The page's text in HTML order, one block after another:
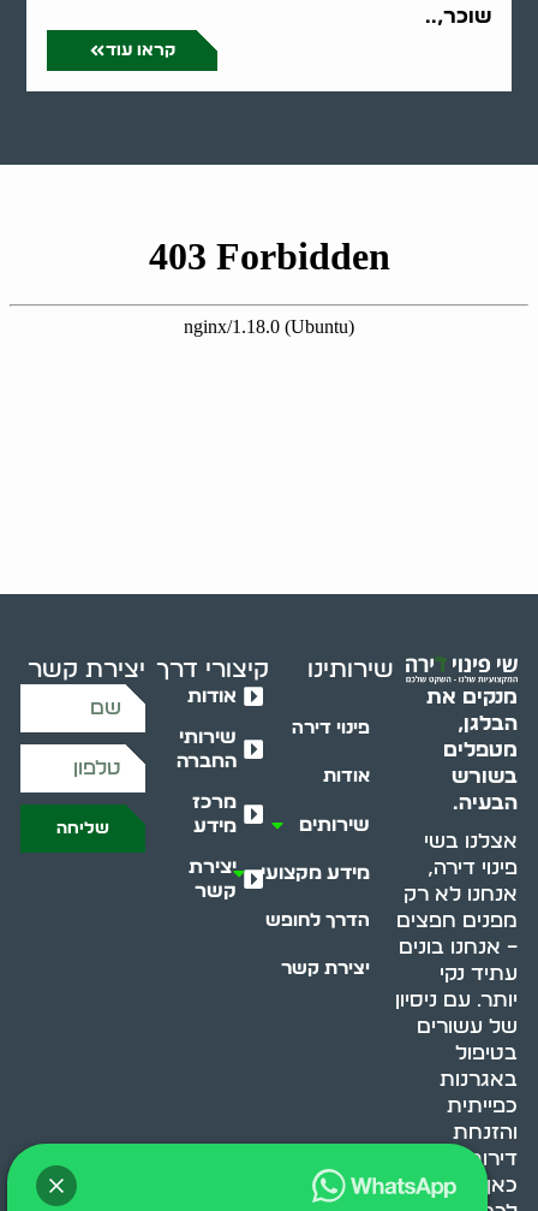
שוכר,..
קראו עוד
מנקים את
הבלגן,
מטפלים
בשורש
הבעיה.
אצלנו בשי
פינוי דירה,
אנחנו לא רק
מפנים חפצים
– אנחנו בונים
עתיד נקי
יותר. עם ניסיון
של עשורים
בטיפול
באגרנות
כפייתית
והזנחת
דירות, אנחנו
כאן כדי לעזור
שירותינו
פינוי דירה
אודות
שירותים
מידע מקצועי
הדרך לחופש
יצירת קשר
קיצורי דרך
אודות
שירותי
החברה
מרכז
מידע
יצירת
קשר
יצירת קשר
שליחה